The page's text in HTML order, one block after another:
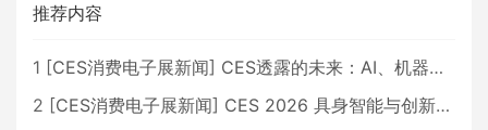
推荐内容
1 [CES消费电子展新闻] CES透露的未来：AI、机器人与智能生活大爆发
2 [CES消费电子展新闻] CES 2026 具身智能与创新领域 中国公司大放异彩